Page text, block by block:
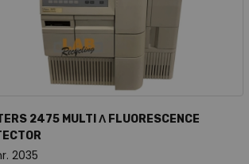
2475 MULTI Λ FLUORESCENCE
2035